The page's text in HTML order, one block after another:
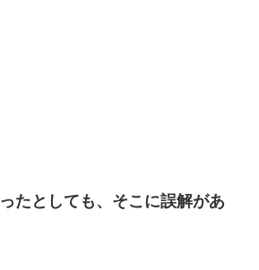
たとしても、そこに誤解があ